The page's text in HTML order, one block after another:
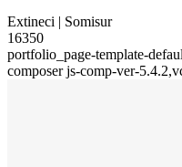
Extineci | Somisur
16350
portfolio_page-template-
composer js-comp-ver-